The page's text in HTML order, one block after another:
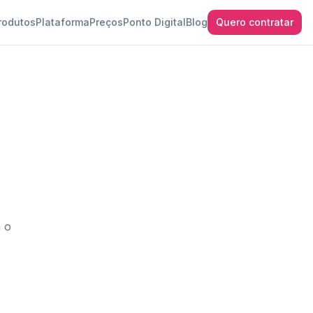
PlataformaPreçosPonto DigitalBlog Quero contratar
o